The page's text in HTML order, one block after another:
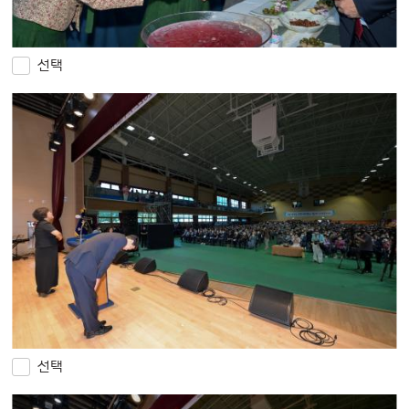
선택
선택